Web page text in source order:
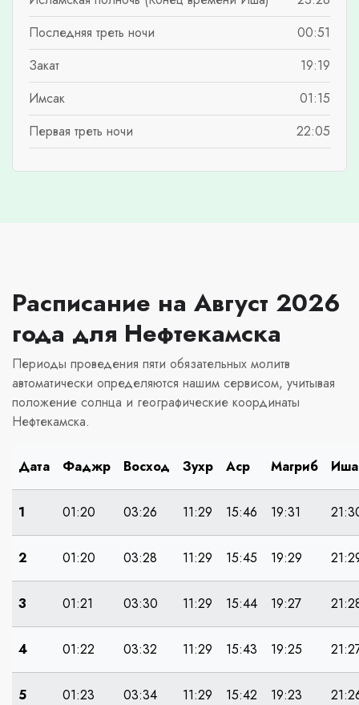
Последняя треть ночи
00:51
Закат
19:19
Имсак
01:15
Первая треть ночи
22:05
Расписание на Август 2026
года для Нефтекамска
Периоды проведения пяти обязательных молитв
автоматически определяются нашим сервисом, учитывая
положение солнца и географические координаты
Нефтекамска.
Дата Фаджр Восход Зухр Аср Магриб Иша
1 01:20 03:26 11:29 15:46 19:31
2 01:20 03:28 11:29 15:45 19:29
3 01:21 03:30 11:29 15:44 19:27
4 01:22 03:32 11:29 15:43 19:25
5 01:23 03:34 11:29 15:42 19:23